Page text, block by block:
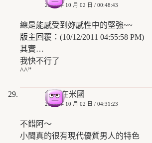
2008 年 10 月 02 日 / 00:48:43
總是能感受到妳感性中的堅強~~
版主回覆：(10/12/2011 04:55:58 PM)
其實…
我快不行了
^^”
兔子在米國
2008 年 10 月 02 日 / 04:31:23
不錯阿～
小閩真的很有現代優質男人的特色